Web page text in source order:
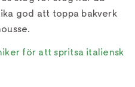
god att toppa bakverk
för att spritsa italiensk